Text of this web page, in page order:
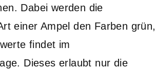
Dabei werden die
einer Ampel den Farben grün,
findet im
Dieses erlaubt nur die